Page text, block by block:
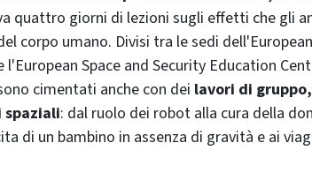
quattro giorni di lezioni sugli effetti che gli
corpo umano. Divisi tra le sedi
l'European Space and Security Education
cimentati anche con dei lavori di
: dal ruolo dei robot alla cura della
di un bambino in assenza di gravità e ai